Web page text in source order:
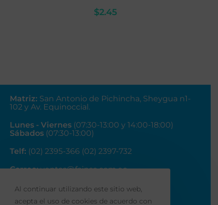
$2.45
Matriz: San Antonio de Pichincha, Sheygua n1-
102 y Av. Equinoccial.
Lunes - Viernes (07:30-13:00 y 14:00-18:00)
Sábados (07:30-13:00)
Telf: (02) 2395-366 (02) 2397-732
Correo:ventas@fainsa.com.ec
Al continuar utilizando este sitio web,
acepta el uso de cookies de acuerdo con